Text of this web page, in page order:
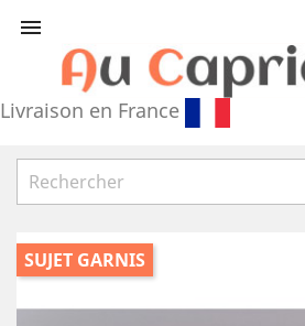

Livraison en France
SUJET GARNIS